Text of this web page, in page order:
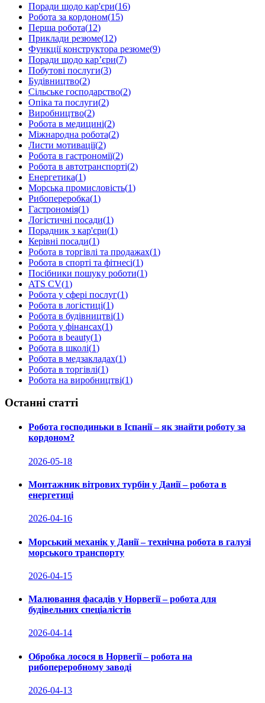
Поради щодо кар'єри(16)
Робота за кордоном(15)
Перша робота(12)
Приклади резюме(12)
Функції конструктора резюме(9)
Поради щодо кар’єри(7)
Побутові послуги(3)
Будівництво(2)
Сільське господарство(2)
Опіка та послуги(2)
Виробництво(2)
Робота в медицині(2)
Міжнародна робота(2)
Листи мотивації(2)
Робота в гастрономії(2)
Робота в автотранспорті(2)
Енергетика(1)
Морська промисловість(1)
Рибопереробка(1)
Гастрономія(1)
Логістичні посади(1)
Порадник з кар'єри(1)
Керівні посади(1)
Робота в торгівлі та продажах(1)
Робота в спорті та фітнесі(1)
Посібники пошуку роботи(1)
ATS CV(1)
Робота у сфері послуг(1)
Робота в логістиці(1)
Робота в будівництві(1)
Робота у фінансах(1)
Робота в beauty(1)
Робота в школі(1)
Робота в медзакладах(1)
Робота в торгівлі(1)
Робота на виробництві(1)
Останні статті
Робота господиньки в Іспанії – як знайти роботу за
кордоном?
2026-05-18
Монтажник вітрових турбін у Данії – робота в
енергетиці
2026-04-16
Морський механік у Данії – технічна робота в галузі
морського транспорту
2026-04-15
Малювання фасадів у Норвегії – робота для
будівельних спеціалістів
2026-04-14
Обробка лосося в Норвегії – робота на
рибопереробному заводі
2026-04-13